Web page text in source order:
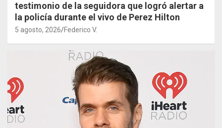
testimonio de la seguidora que logró alertar a
la policía durante el vivo de Perez Hilton
5 agosto, 2026 Federico V.